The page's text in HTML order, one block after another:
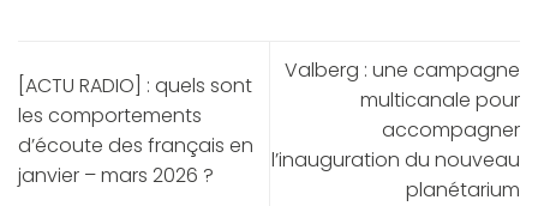
[ACTU RADIO] : quels sont
les comportements
d’écoute des français en
janvier – mars 2026 ?
Valberg : une campagne
multicanale pour
accompagner
l’inauguration du nouveau
planétarium